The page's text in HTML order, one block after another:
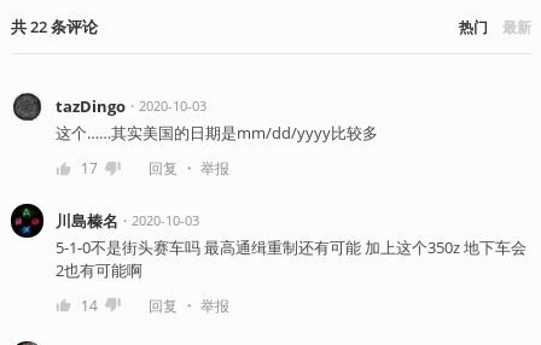
共22条评论 热门 最新
tazDingo・ 2020-10-03
这个……其实美国的日期是mm/dd/yyyy比较多
17 回复 ・ 举报
川島榛名 ・ 2020-10-03
5-1-0不是街头赛车吗 最高通缉重制还有可能 加上这个350z 地下车会
2也有可能啊
14 回复 ・ 举报